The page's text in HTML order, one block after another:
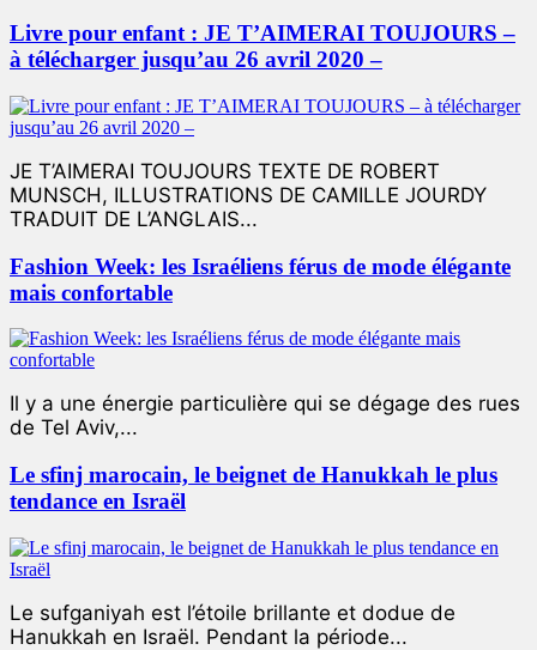
Livre pour enfant : JE T’AIMERAI TOUJOURS –
à télécharger jusqu’au 26 avril 2020 –
JE T’AIMERAI TOUJOURS TEXTE DE ROBERT
MUNSCH, ILLUSTRATIONS DE CAMILLE JOURDY
TRADUIT DE L’ANGLAIS...
Fashion Week: les Israéliens férus de mode élégante
mais confortable
Il y a une énergie particulière qui se dégage des rues
de Tel Aviv,...
Le sfinj marocain, le beignet de Hanukkah le plus
tendance en Israël
Le sufganiyah est l’étoile brillante et dodue de
Hanukkah en Israël. Pendant la période...